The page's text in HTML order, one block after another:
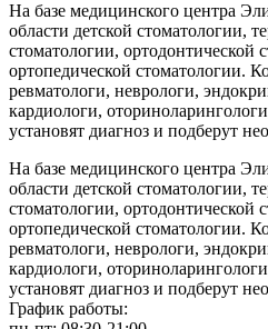
На базе медицинского центра
области детской стоматологии,
стоматологии, ортодонтической
ортопедической стоматологии.
ревматологи, неврологи,
кардиологи,
установят диагноз и подберут
На базе медицинского центра
области детской стоматологии,
стоматологии, ортодонтической
ортопедической стоматологии.
ревматологи, неврологи,
кардиологи,
установят диагноз и подберут
График работы: